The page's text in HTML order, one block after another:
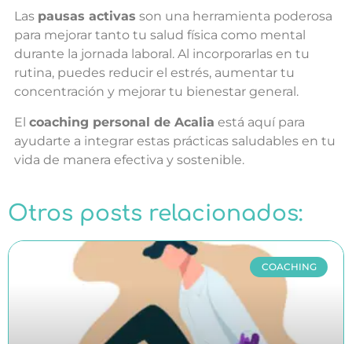
Las pausas activas son una herramienta poderosa
para mejorar tanto tu salud física como mental
durante la jornada laboral. Al incorporarlas en tu
rutina, puedes reducir el estrés, aumentar tu
concentración y mejorar tu bienestar general.
El coaching personal de Acalia está aquí para
ayudarte a integrar estas prácticas saludables en tu
vida de manera efectiva y sostenible.
Otros posts relacionados:
COACHING